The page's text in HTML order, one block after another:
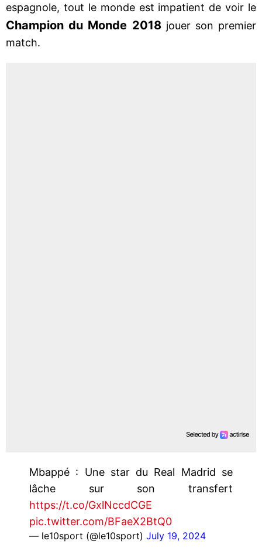
espagnole, tout le monde est impatient de voir le
Champion du Monde 2018jouer son premier
match.
Mbappé : Une star du Real Madrid se
lâche sur son transfert
https://t.co/GxlNccdCGE
pic.twitter.com/BFaeX2BtQ0
— le10sport (@le10sport) July 19, 2024